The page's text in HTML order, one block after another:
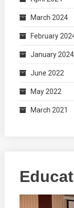
March 2024
February
January 2024
June 2022
May 2022
March 2021